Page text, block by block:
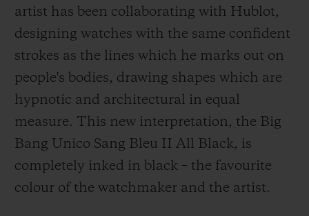
artist has been collaborating with Hublot,
designing watches with the same confident
strokes as the lines which he marks out on
people's bodies, drawing shapes which are
hypnotic and architectural in equal
measure. This new interpretation, the Big
Bang Unico Sang Bleu II All Black, is
completely inked in black – the favourite
colour of the watchmaker and the artist.